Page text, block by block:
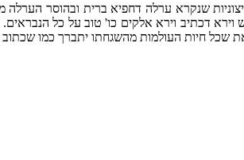
שנקרא ערלה דחפיא ברית ובהוסר הערלה
דכתיב וירא אלקים כו' טוב על כל הנבראים.